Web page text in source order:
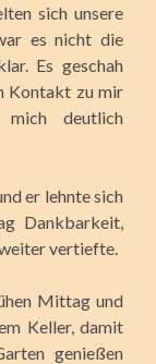
sich unsere
es nicht die
Es geschah
Kontakt zu mir
deutlich
er lehnte sich
Dankbarkeit,
vertiefte.
Mittag und
Keller, damit
genießen